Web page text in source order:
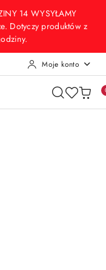
14 WYSYŁAMY
Dotyczy produktów z
Moje konto